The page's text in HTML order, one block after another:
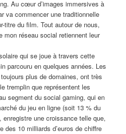
Au cœur d’images immersives à
va commencer une traditionnelle
titre du film. Tout autour de nous,
mon réseau social retiennent leur
qui se joue à travers cette
parcouru en quelques années. Les
plus de domaines, ont très
tremplin que représentent les
segment du social gaming, qui en
du jeu en ligne (soit 13 % du
enregistre une croissance telle que,
des 10 milliards d’euros de chiffre